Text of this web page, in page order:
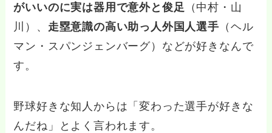
がいいのに実は器用で意外と俊足
（中村・山
川）、 走塁意識の高い助っ人外国人選手 （ヘル
マン・スパンジェンバーグ）などが好きなんで
す。
野球好きな知人からは「変わった選手が好きな
んだね」とよく言われます。